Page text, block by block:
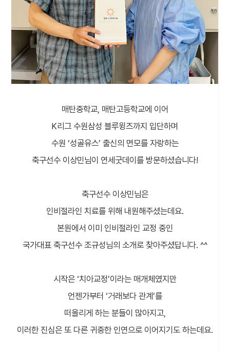
매탄중학교, 매탄고등학교에 이어
K리그 수원삼성 블루윙즈까지 입단하며
수원 ‘성골유스’ 출신의 면모를 자랑하는
축구선수 이상민님이 연세굿데이를 방문하셨습니다!
축구선수 이상민님은
인비절라인 치료를 위해 내원해주셨는데요.
본원에서 이미 인비절라인 교정 중인
국가대표 축구선수 조규성님의 소개로 찾아주셨답니다. ^^
시작은 ‘치아교정’이라는 매개체였지만
언젠가부터 ‘거래보다 관계’를
떠올리게 하는 분들이 많아지고,
이러한 진심은 또 다른 귀중한 인연으로 이어지기도 하는데요.